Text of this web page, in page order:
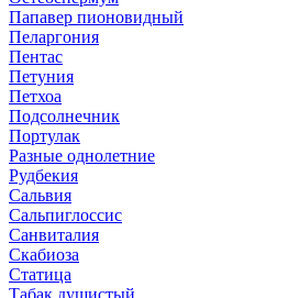
Папавер пионовидный
Пеларгония
Пентас
Петуния
Петхоа
Подсолнечник
Портулак
Разные однолетние
Рудбекия
Сальвия
Сальпиглоссис
Санвиталия
Скабиоза
Статица
Табак душистый